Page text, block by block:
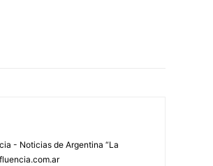
- Noticias de Argentina “La